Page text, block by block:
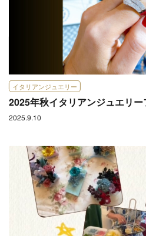
イタリアンジュエリー
2025年秋イタリアンジュエリー
2025.9.10